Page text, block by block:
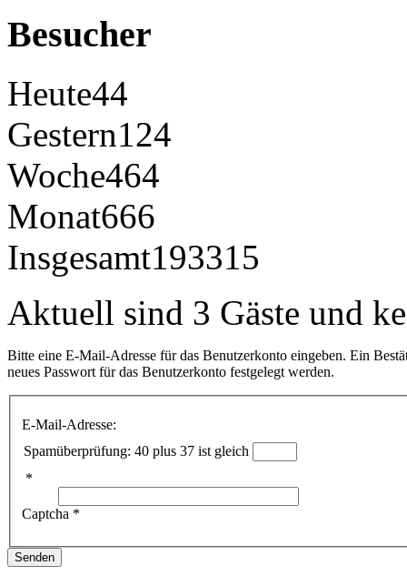
Besucher
Heute44
Gestern124
Woche464
Monat666
Insgesamt193315
Aktuell sind 3 Gäste und
Bitte eine E-Mail-Adresse für das Benutzerkonto eingeben. Ein
neues Passwort für das Benutzerkonto festgelegt werden.
E-Mail-Adresse:
Spamüberprüfung: 40 plus 37 ist gleich
*
Captcha *
Senden